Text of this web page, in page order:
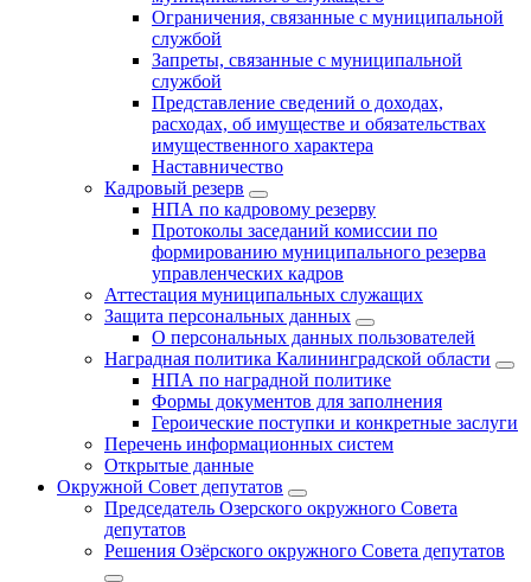
Ограничения, связанные с муниципальной
службой
Запреты, связанные с муниципальной
службой
Представление сведений о доходах,
расходах, об имуществе и обязательствах
имущественного характера
Наставничество
Кадровый резерв
НПА по кадровому резерву
Протоколы заседаний комиссии по
формированию муниципального резерва
управленческих кадров
Аттестация муниципальных служащих
Защита персональных данных
О персональных данных пользователей
Наградная политика Калининградской области
НПА по наградной политике
Формы документов для заполнения
Героические поступки и конкретные заслуги
Перечень информационных систем
Открытые данные
Окружной Совет депутатов
Председатель Озерского окружного Совета
депутатов
Решения Озёрского окружного Совета депутатов